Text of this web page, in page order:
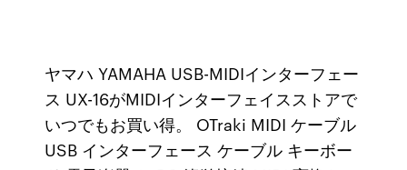
ヤマハ YAMAHA USB-MIDIインターフェー
ス UX-16がMIDIインターフェイスストアで
いつでもお買い得。 OTraki MIDI ケーブル
USB インターフェース ケーブル キーボー